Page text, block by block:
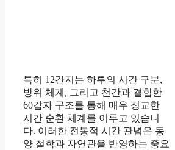
특히 12간지는 하루의 시간 구분,
방위 체계, 그리고 천간과 결합한
60갑자 구조를 통해 매우 정교한
시간 순환 체계를 이루고 있습니
다. 이러한 전통적 시간 관념은 동
양 철학과 자연관을 반영하는 중요